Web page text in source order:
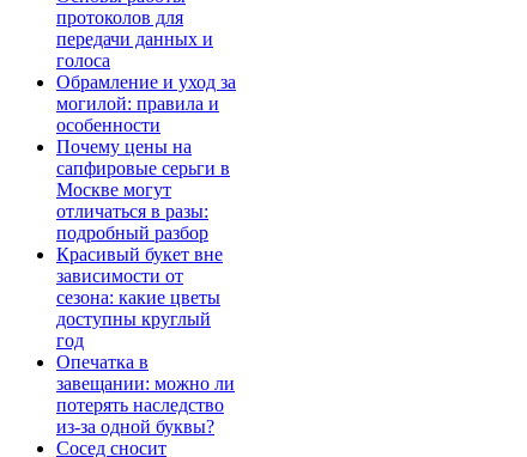
протоколов для
передачи данных и
голоса
Обрамление и уход за
могилой: правила и
особенности
Почему цены на
сапфировые серьги в
Москве могут
отличаться в разы:
подробный разбор
Красивый букет вне
зависимости от
сезона: какие цветы
доступны круглый
год
Опечатка в
завещании: можно ли
потерять наследство
из-за одной буквы?
Сосед сносит